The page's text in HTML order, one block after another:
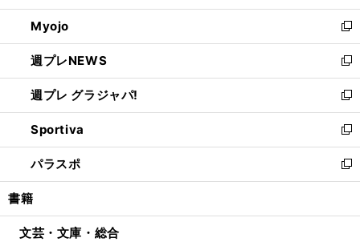
開
く
ウ
で
開
く
ン
ド
ウ
で
開
く
ウ
ィ
ン
ド
ウ
で
開
く
Myojo
新
し
い
ウ
ィ
ン
ド
ウ
で
開
週プレNEWS
新
し
い
ウ
ィ
ン
ド
ウ
開
週プレ グラジャパ!
新
し
い
ウ
ィ
ン
ウ
Sportiva
新
し
い
ウ
ン
パラスポ
新
し
ウ
書籍
文芸・文庫・総合